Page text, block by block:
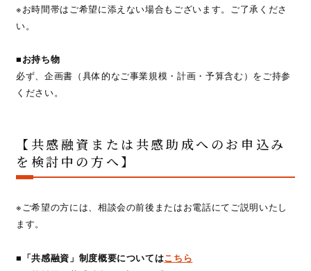
※お時間帯はご希望に添えない場合もございます。ご了承くださ
い。
■お持ち物
必ず、企画書（具体的なご事業規模・計画・予算含む）をご持参
ください。
【共感融資または共感助成へのお申込み
を検討中の方へ】
※ご希望の方には、相談会の前後またはお電話にてご説明いたし
ます。
■「共感融資」制度概要についてはこちら